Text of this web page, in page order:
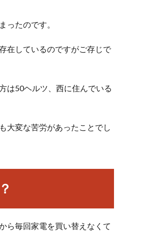
ったのです。
在しているのですがご存じで
は50ヘルツ、西に住んでいる
大変な苦労があったことでし
ら毎回家電を買い替えなくて